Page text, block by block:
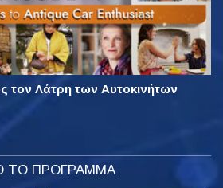
τον Λάτρη των Αυτοκινήτων
ΤΟ ΠΡΟΓΡΑΜΜΑ